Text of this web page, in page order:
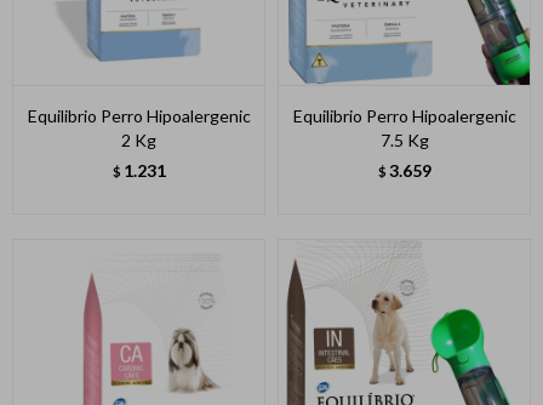
Equilibrio Perro Hipoalergenic
2 Kg
$ 1.231
Equilibrio Perro Hipoalergenic
7.5 Kg
$ 3.659